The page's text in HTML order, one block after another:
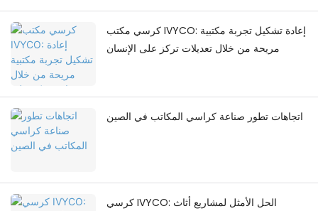
كرسي مكتب IVYCO: إعادة تشكيل تجربة مكتبية
مريحة من خلال تعديلات تركز على الإنسان
اتجاهات تطور صناعة كراسي المكاتب في الصين
كرسي IVYCO: الحل الأمثل لمشاريع أثاث